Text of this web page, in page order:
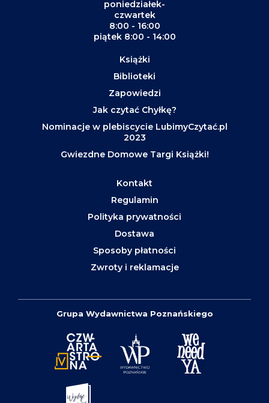
poniedziałek-
czwartek
8:00 - 16:00
piątek 8:00 - 14:00
Książki
Biblioteki
Zapowiedzi
Jak czytać Chyłkę?
Nominacje w plebiscycie LubimyCzytać.pl
2023
Gwiezdne Domowe Targi Książki!
Kontakt
Regulamin
Polityka prywatności
Dostawa
Sposoby płatności
Zwroty i reklamacje
Grupa Wydawnictwa Poznańskiego